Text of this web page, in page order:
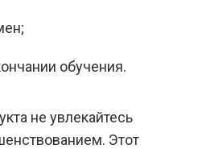
обучения.
не увлекайтесь
Этот